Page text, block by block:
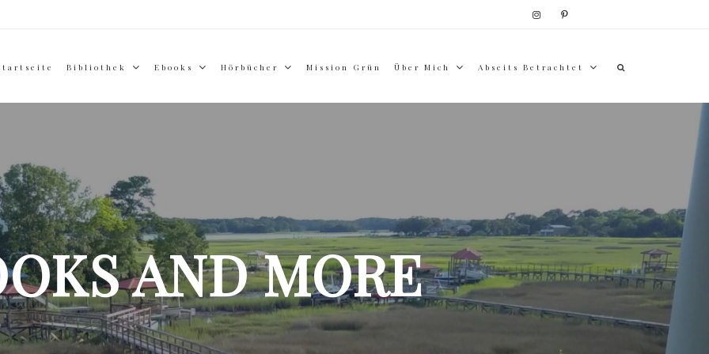
Bibliothek Ebooks Hörbücher Mission Grün Über Mich Abseits Betrachtet
AND MORE